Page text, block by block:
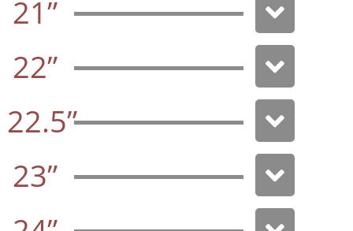
21”
22”
22.5”
23”